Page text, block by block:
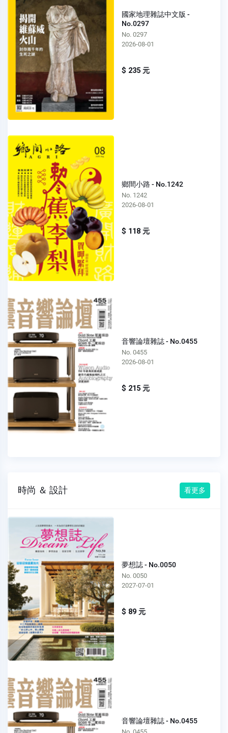
國家地理雜誌中文版 -
No.0297
No. 0297
2026-08-01
$ 235 元
鄉間小路 - No.1242
No. 1242
2026-08-01
$ 118 元
音響論壇雜誌 - No.0455
No. 0455
2026-08-01
$ 215 元
時尚 ＆ 設計 看更多
夢想誌 - No.0050
No. 0050
2027-07-01
$ 89 元
音響論壇雜誌 - No.0455